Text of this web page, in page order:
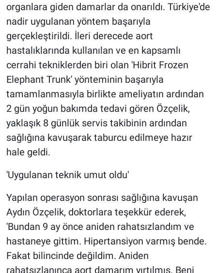
organlara giden damarlar da onarıldı. Türkiye'de
nadir uygulanan yöntem başarıyla
gerçekleştirildi. İleri derecede aort
hastalıklarında kullanılan ve en kapsamlı
cerrahi tekniklerden biri olan 'Hibrit Frozen
Elephant Trunk' yönteminin başarıyla
tamamlanmasıyla birlikte ameliyatın ardından
2 gün yoğun bakımda tedavi gören Özçelik,
yaklaşık 8 günlük servis takibinin ardından
sağlığına kavuşarak taburcu edilmeye hazır
hale geldi.
'Uygulanan teknik umut oldu'
Yapılan operasyon sonrası sağlığına kavuşan
Aydın Özçelik, doktorlara teşekkür ederek,
'Bundan 9 ay önce aniden rahatsızlandım ve
hastaneye gittim. Hipertansiyon varmış bende.
Fakat bilincinde değildim. Aniden
rahatsızlanınca aort damarım yırtılmış. Beni